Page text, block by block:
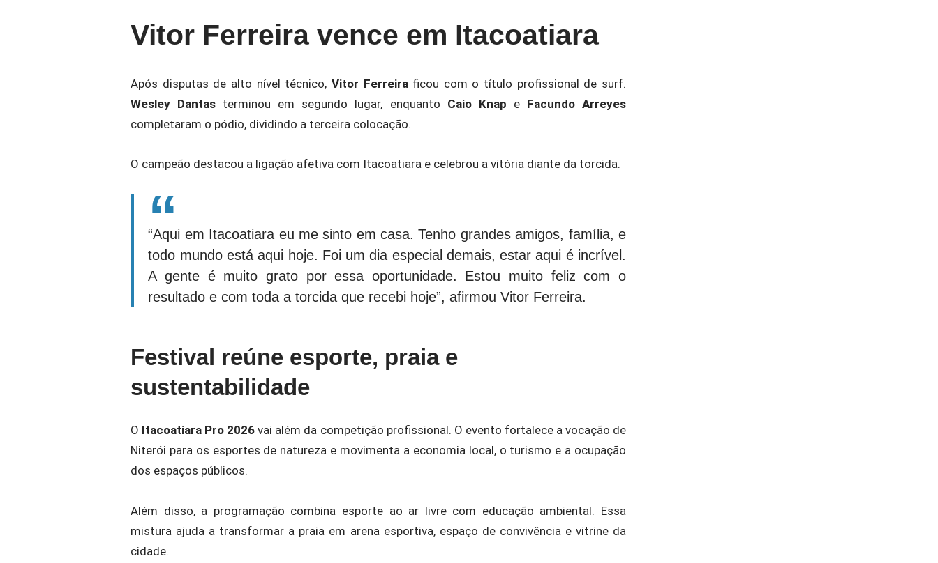
Vitor Ferreira vence em Itacoatiara
Após disputas de alto nível técnico, Vitor Ferreiraficou com o título profissional de surf.
Wesley Dantas terminou em segundo lugar, enquanto Caio Knap e Facundo Arreyes
completaram o pódio, dividindo a terceira colocação.
O campeão destacou a ligação afetiva com Itacoatiara e celebrou a vitória diante da torcida.
“Aqui em Itacoatiara eu me sinto em casa. Tenho grandes amigos, família, e
todo mundo está aqui hoje. Foi um dia especial demais, estar aqui é incrível.
A gente é muito grato por essa oportunidade. Estou muito feliz com o
resultado e com toda a torcida que recebi hoje”, afirmou Vitor Ferreira.
Festival reúne esporte, praia e
sustentabilidade
O Itacoatiara Pro 2026 vai além da competição profissional. O evento fortalece a vocação de
Niterói para os esportes de natureza e movimenta a economia local, o turismo e a ocupação
dos espaços públicos.
Além disso, a programação combina esporte ao ar livre com educação ambiental. Essa
mistura ajuda a transformar a praia em arena esportiva, espaço de convivência e vitrine da
cidade.